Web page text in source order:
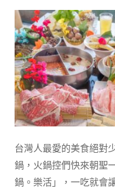
台灣人最愛的美食絕對
鍋，火鍋控們快來朝聖
鍋。樂活」，一吃就會